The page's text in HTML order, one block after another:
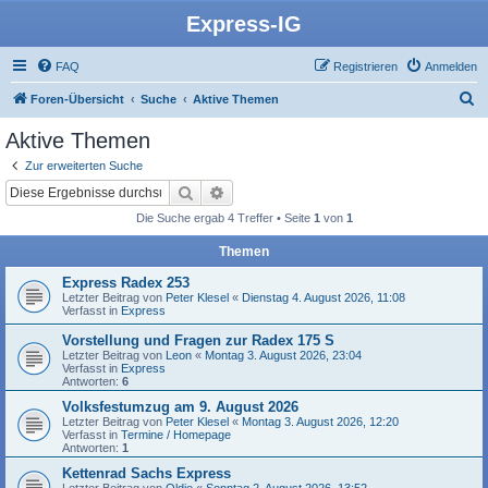
Express-IG
FAQ Anmelden
Registrieren
Foren-Übersicht Suche Aktive Themen
Aktive Themen
Zur erweiterten Suche
Suche
Die Suche ergab 4 Treffer • Seite 1 von 1
Themen
Express Radex 253
Letzter Beitrag von Peter Klesel « Dienstag 4. August 2026, 11:08
Verfasst in Express
Vorstellung und Fragen zur Radex 175 S
Letzter Beitrag von Leon « Montag 3. August 2026, 23:04
Verfasst in Express
Antworten: 6
Volksfestumzug am 9. August 2026
Letzter Beitrag von Peter Klesel « Montag 3. August 2026, 12:20
Verfasst in Termine / Homepage
Antworten: 1
Kettenrad Sachs Express